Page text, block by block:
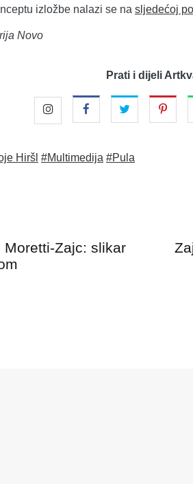
izložbe nalazi se na sljedećoj
Novo
Prati i dijeli
Hiršl #Multimedija #Pula
Zajc: slikar